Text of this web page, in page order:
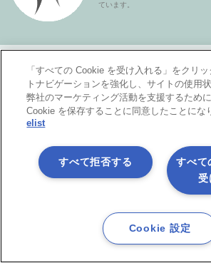
ています。
製品サービス
ASTERIA Warpとは？
オプション機能
「すべての Cookie を受け入れる」をクリ
トナビゲーションを強化し、サイトの使用
弊社のマーケティング活動を支援するため
Cookie を保存することに同意したことにな
elist
すべ
受
すべて拒否する
Cookie 設定